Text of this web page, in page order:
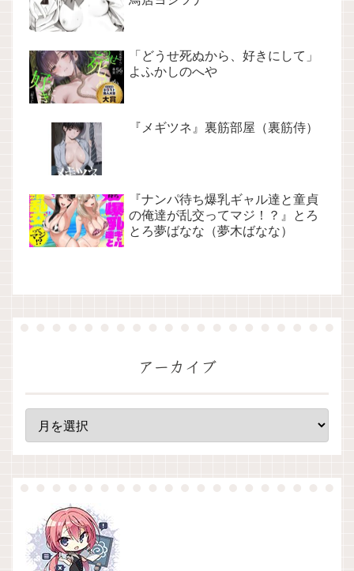
「どうせ死ぬから、好きにして」
よふかしのへや
『メギツネ』裏筋部屋（裏筋侍）
『ナンパ待ち爆乳ギャル達と童貞
の俺達が乱交ってマジ！？』とろ
とろ夢ばなな（夢木ばなな）
アーカイブ